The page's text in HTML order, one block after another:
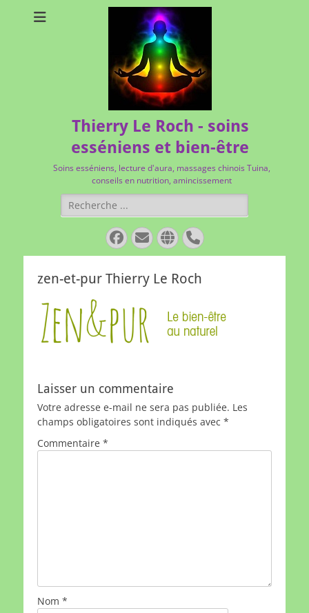
Thierry Le Roch - soins
esséniens et bien-être
Soins esséniens, lecture d'aura, massages chinois Tuina,
conseils en nutrition, amincissement
Rechercher :
Facebook
E-
mail
Site
web
Tél
zen-et-pur Thierry Le Roch
Laisser un commentaire
Votre adresse e-mail ne sera pas publiée. Les
champs obligatoires sont indiqués avec *
Commentaire *
Nom *